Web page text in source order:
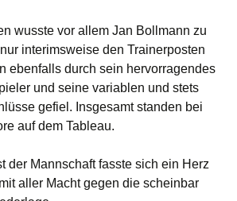
wusste vor allem Jan Bollmann zu
interimsweise den Trainerposten
ebenfalls durch sein hervorragendes
und seine variablen und stets
gefiel. Insgesamt standen bei
auf dem Tableau.
der Mannschaft fasste sich ein Herz
aller Macht gegen die scheinbar